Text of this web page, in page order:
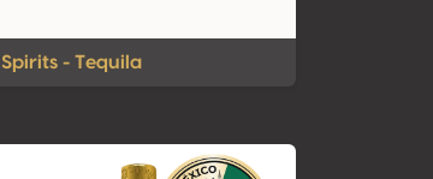
Spirits - Tequila